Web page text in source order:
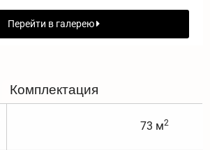
Перейти в галерею
Комплектация
73 м2